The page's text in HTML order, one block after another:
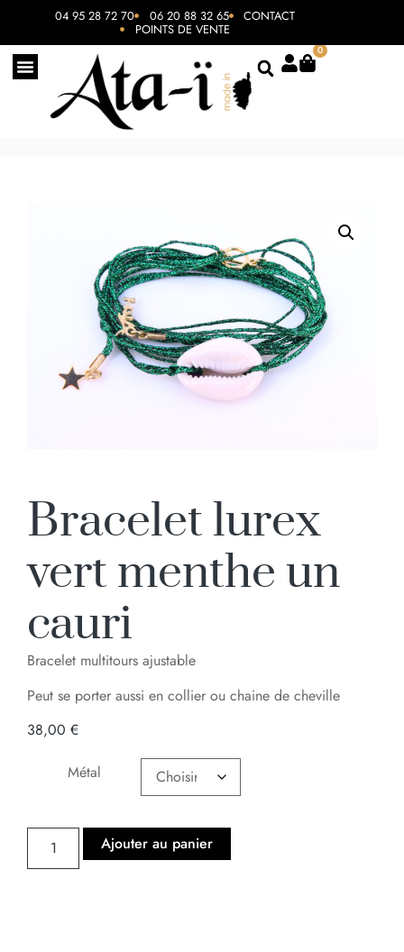
04 95 28 72 70 06 20 88 32 65 CONTACT
POINTS DE VENTE
0
Bracelet lurex
vert menthe un
cauri
Bracelet multitours ajustable
Peut se porter aussi en collier ou chaine de cheville
38,00 €
Métal
Ajouter au panier